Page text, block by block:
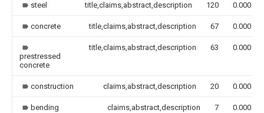
steel title,claims,abstract,description 120 0.000
concrete title,claims,abstract,description 67 0.000
prestressed
concrete
title,claims,abstract,description 63 0.000
construction claims,abstract,description 20 0.000
bending claims,abstract,description 7 0.000